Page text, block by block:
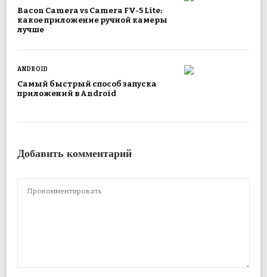
Bacon Camera vs Camera FV-5 Lite:
какое приложение ручной камеры
лучше
ANDROID
Самый быстрый способ запуска
приложений в Android
Добавить комментарий